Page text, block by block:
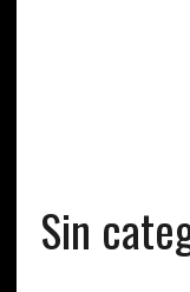
Sin